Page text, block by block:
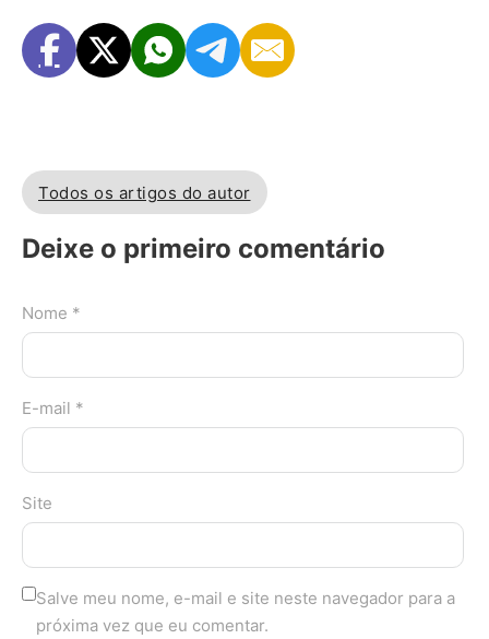
Todos os artigos do autor
Deixe o primeiro comentário
Nome *
E-mail *
Site
Salve meu nome, e-mail e site neste navegador para a
próxima vez que eu comentar.